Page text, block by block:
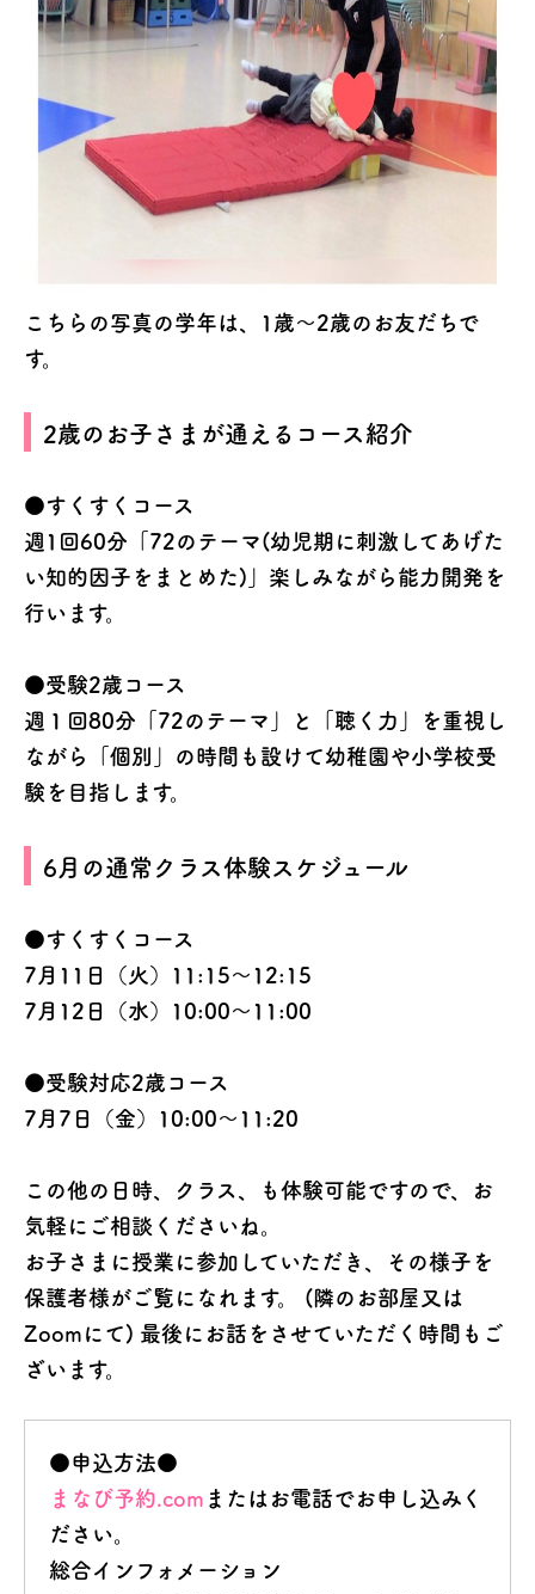
こちらの写真の学年は、1歳〜2歳のお友だちで
す。
2歳のお子さまが通えるコース紹介
●すくすくコース
週1回60分「72のテーマ(幼児期に刺激してあげた
い知的因子をまとめた)」楽しみながら能力開発を
行います。
●受験2歳コース
週１回80分「72のテーマ」と「聴く力」を重視し
ながら「個別」の時間も設けて幼稚園や小学校受
験を目指します。
6月の通常クラス体験スケジュール
●すくすくコース
7月11日（火）11:15〜12:15
7月12日（水）10:00〜11:00
●受験対応2歳コース
7月7日（金）10:00〜11:20
この他の日時、クラス、も体験可能ですので、お
気軽にご相談くださいね。
お子さまに授業に参加していただき、その様子を
保護者様がご覧になれます。 (隣のお部屋又は
Zoomにて) 最後にお話をさせていただく時間もご
ざいます。
●申込方法●
まなび予約.com またはお電話でお申し込みく
ださい。
総合インフォメーション